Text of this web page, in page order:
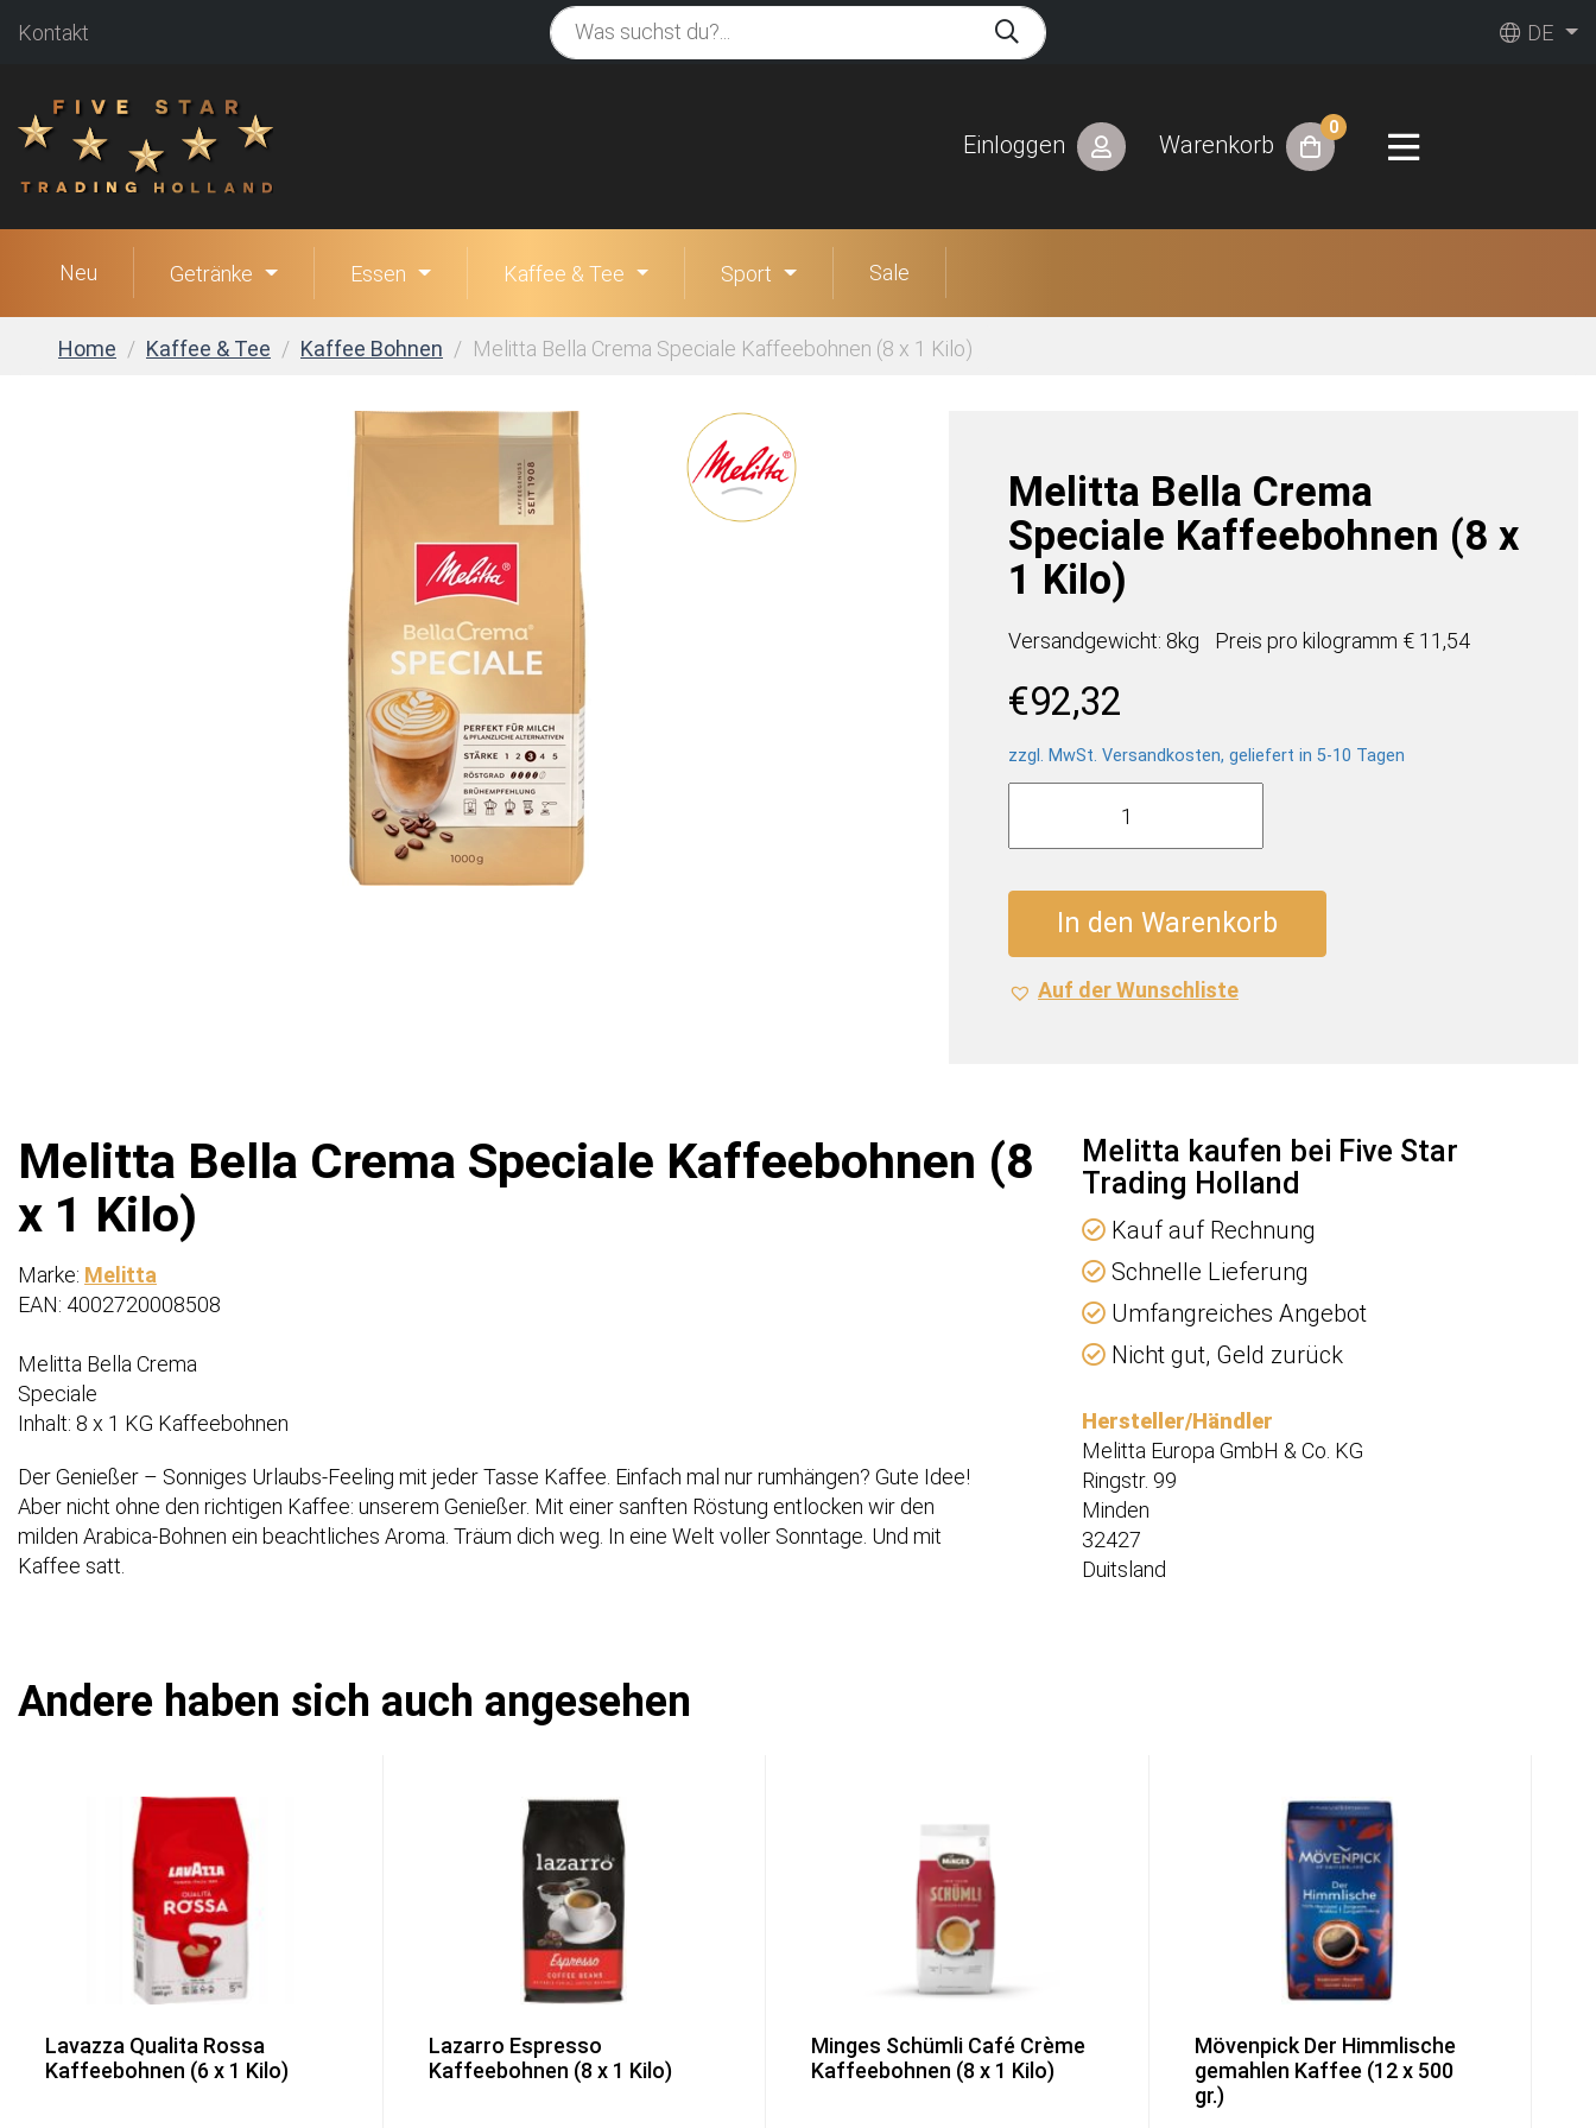
Kontakt DE
Einloggen Warenkorb
0
Neu Getränke Essen Kaffee & Tee Sport Sale
Home Kaffee & Tee Kaffee Bohnen Melitta Bella Crema Speciale Kaffeebohnen (8 x 1 Kilo)
Melitta Bella Crema
Speciale Kaffeebohnen (8 x
1 Kilo)
Versandgewicht: 8kg Preis pro kilogramm € 11,54
€92,32
zzgl. MwSt. Versandkosten, geliefert in 5-10 Tagen
Melitta
Crema
x
1
In den Warenkorb
Auf der Wunschliste
Melitta Bella Crema Speciale Kaffeebohnen (8
x 1 Kilo)
Marke: Melitta
EAN: 4002720008508
Melitta Bella Crema
Speciale
Inhalt: 8 x 1 KG Kaffeebohnen
Der Genießer – Sonniges Urlaubs-Feeling mit jeder Tasse Kaffee. Einfach mal nur rumhängen? Gute Idee!
Aber nicht ohne den richtigen Kaffee: unserem Genießer. Mit einer sanften Röstung entlocken wir den
milden Arabica-Bohnen ein beachtliches Aroma. Träum dich weg. In eine Welt voller Sonntage. Und mit
Kaffee satt.
Melitta kaufen bei Five Star
Trading Holland
Kauf auf Rechnung
Schnelle Lieferung
Umfangreiches Angebot
Nicht gut, Geld zurück
Hersteller/Händler
Melitta Europa GmbH & Co. KG
Ringstr. 99
Minden
32427
Duitsland
Andere haben sich auch angesehen
Lavazza Qualita Rossa
Kaffeebohnen (6 x 1 Kilo)
Lazarro Espresso
Kaffeebohnen (8 x 1 Kilo)
Minges Schümli Café Crème
Kaffeebohnen (8 x 1 Kilo)
Mövenpick Der Himmlische
gemahlen Kaffee (12 x 500
gr.)